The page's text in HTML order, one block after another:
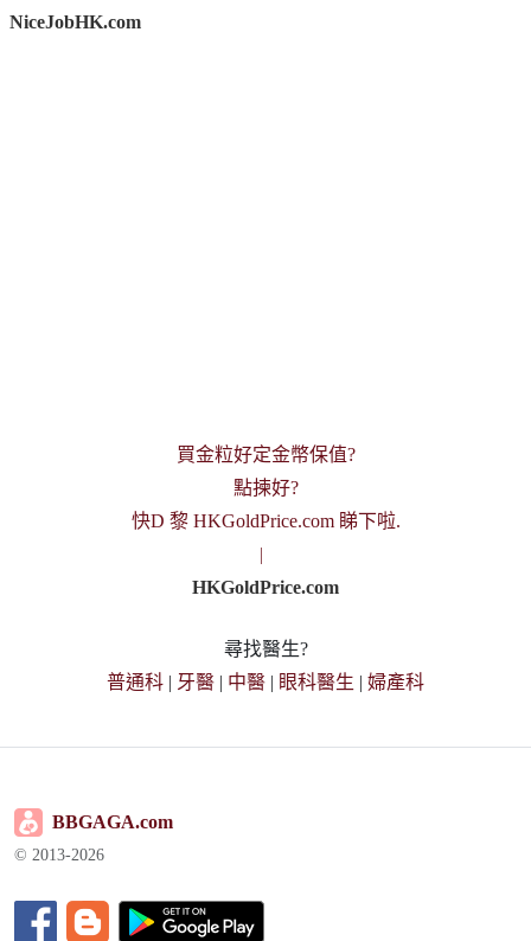
NiceJobHK.com
買金粒好定金幣保值?
點揀好?
快D 黎 HKGoldPrice.com 睇下啦.
|
HKGoldPrice.com
尋找醫生?
普通科 | 牙醫 | 中醫 | 眼科醫生 | 婦產科
BBGAGA.com
© 2013-2026